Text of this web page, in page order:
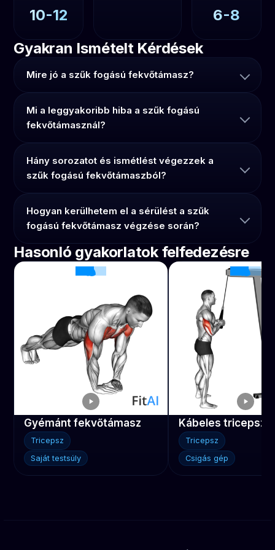
10-12
6-8
Gyakran Ismételt Kérdések
Mire jó a szűk fogású fekvőtámasz?
Mi a leggyakoribb hiba a szűk fogású
fekvőtámasznál?
Hány sorozatot és ismétlést végezzek a
szűk fogású fekvőtámaszból?
Hogyan kerülhetem el a sérülést a szűk
fogású fekvőtámasz végzése során?
Hasonló gyakorlatok felfedezésre
Gyémánt fekvőtámasz
Tricepsz
Saját testsúly
Kábeles tricepsz
Tricepsz
Csigás gép